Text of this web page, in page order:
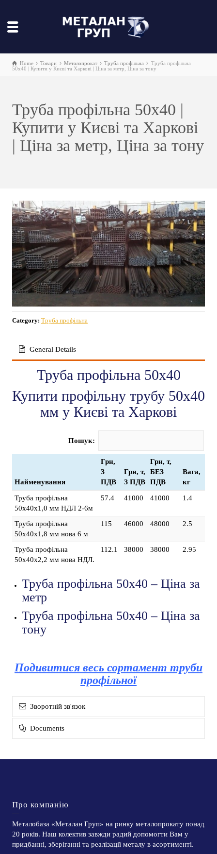
Home Товари Металопрокат Труба профільна
Труба профільна
50х40 | Купити у Києві та Харкові | Ціна за метр, Ціна за тону
Труба профільна 50х40 |
Купити у Києві та Харкові
| Ціна за метр, Ціна за тону
Category: Труба профільна
General Details
Труба профільна 50х40
Купити профільну трубу 50х40
мм у Києві та Харкові
Пошук:
Найменування
Грн,
З
ПДВ
Грн, т,
З ПДВ
Грн, т,
БЕЗ
ПДВ
Вага,
кг
Труба профільна
50х40х1,0 мм НДЛ 2-6м
57.4 41000 41000 1.4
Труба профільна
50х40х1,8 мм нова 6 м
115 46000 48000 2.5
Труба профільна
50х40х2,2 мм нова НДЛ.
112.1 38000 38000 2.95
Труба профільна 50х40 – Ціна за
метр
Труба профільна 50х40 – Ціна за
тону
Подивитися весь сортамент труби
профільної
Зворотній зв'язок
Documents
Про компанію
Металобаза «Металан Груп» на ринку металопрокату понад
20 років. Наш колектив завжди радий допомогти Вам у
придбанні, зберіганні та реалізації металу в асортименті.